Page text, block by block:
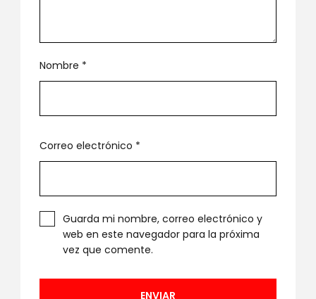
Nombre *
Correo electrónico *
Guarda mi nombre, correo electrónico y
web en este navegador para la próxima
vez que comente.